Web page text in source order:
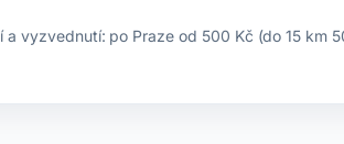
vyzvednutí: po Praze od 500 Kč (do 15 km